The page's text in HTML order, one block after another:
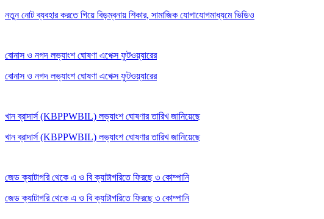
নতুন নোট ব্যবহার করতে গিয়ে বিড়ম্বনায় শিকার, সামাজিক যোগাযোগমাধ্যমে ভিডিও
বোনাস ও নগদ লভ্যাংশ ঘোষণা এপেক্স ফুটওয়্যারের
বোনাস ও নগদ লভ্যাংশ ঘোষণা এপেক্স ফুটওয়্যারের
খান ব্রাদার্স (KBPPWBIL) লভ্যাংশ ঘোষণার তারিখ জানিয়েছে
খান ব্রাদার্স (KBPPWBIL) লভ্যাংশ ঘোষণার তারিখ জানিয়েছে
জেড ক্যাটাগরি থেকে এ ও বি ক্যাটাগরিতে ফিরছে ৩ কোম্পানি
জেড ক্যাটাগরি থেকে এ ও বি ক্যাটাগরিতে ফিরছে ৩ কোম্পানি